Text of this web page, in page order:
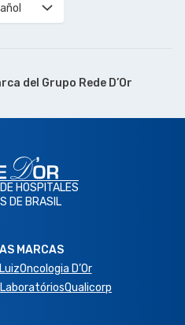
del Grupo Rede D’Or
HOSPITALES
DE BRASIL
MARCAS
Oncologia D’Or
Qualicorp